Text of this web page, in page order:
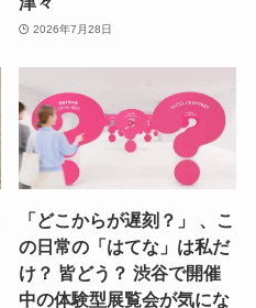
2026年7月28日
「どこからが遅刻？」 、こ
の日常の「はてな」は私だ
け？ 皆どう？ 渋谷で開催
中の体験型展覧会が気にな